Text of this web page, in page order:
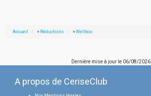
Accueil » Réductions » Wellbox
Dernière mise à jour le 06/08/2026
A propos de CeriseClub